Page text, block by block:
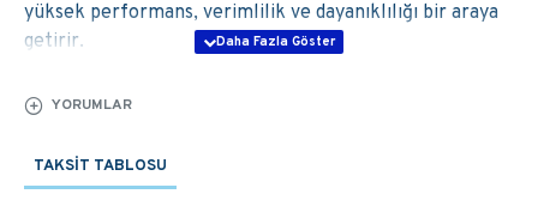
yüksek performans, verimlilik ve dayanıklılığı bir araya
getirir.
sistemleri için tasarlanmış olan bu model, %98,6’ya
sağlar.
IP65 koruma sınıfı sayesinde dış ortam koşullarında
YORUMLAR
TAKSIT TABLOSU